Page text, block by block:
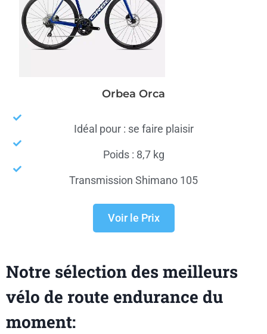
Orbea Orca
Idéal pour : se faire plaisir
Poids : 8,7 kg
Transmission Shimano 105
Voir le Prix
Notre sélection des meilleurs
vélo de route endurance du
moment: